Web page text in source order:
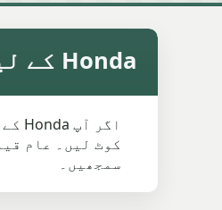
Honda کے لیے Ramsbottom میں اوسط سکریپ ویلیو
کوٹ لیں۔ عام
سمجھیں۔